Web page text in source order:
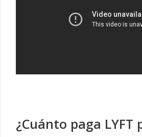
¿Cuánto paga LYFT